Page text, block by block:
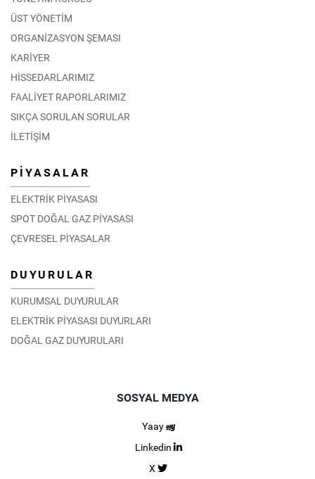
ÜST YÖNETİM
ORGANİZASYON ŞEMASI
KARİYER
HİSSEDARLARIMIZ
FAALİYET RAPORLARIMIZ
SIKÇA SORULAN SORULAR
İLETİŞİM
PİYASALAR
ELEKTRİK PİYASASI
SPOT DOĞAL GAZ PİYASASI
ÇEVRESEL PİYASALAR
DUYURULAR
KURUMSAL DUYURULAR
ELEKTRİK PİYASASI DUYURLARI
DOĞAL GAZ DUYURULARI
SOSYAL MEDYA
Yaay
Linkedin
X